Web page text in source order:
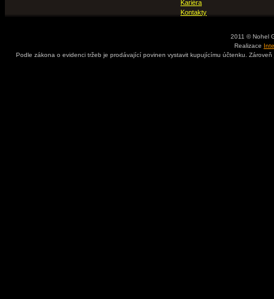
Kariéra
Kontakty
2011 © Nohel
Realizace
Podle zákona o evidenci tržeb je prodávající povinen vystavit kupujícímu účtenku.